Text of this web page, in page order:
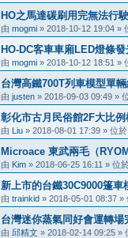
HO之馬達碳刷用完無法行
由 mogmi » 2018-10-12 19:04 »
HO-DC客車車廂LED燈條
由 mogmi » 2018-10-12 18:51 »
台灣高鐵700T列車模型單
由 justen » 2018-09-03 09:49 »
彰化市古月民俗館2F大比
由 Liu » 2018-08-01 17:39 » 位於
Microace 東武兩毛（
由 Kim » 2018-06-25 16:11 » 位
新上市的台鐵30C9000篷車
由 trainkid » 2018-05-01 08:37 »
台灣迷你蒸氣同好會運轉場
由 邱精文 » 2018-02-14 09:25 »